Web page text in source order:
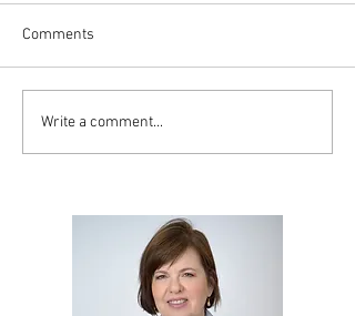
במידה ועברנו התעללות
נרקיסיסטית אנחנו צריכים
Comments
Write a comment...